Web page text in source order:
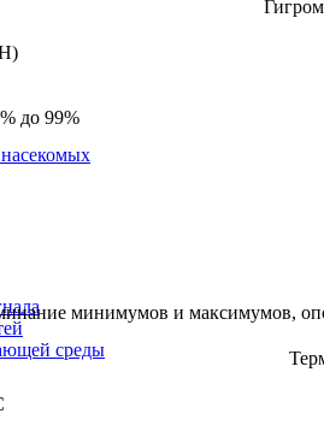
среды
до 99%
минимумов и максимумов,